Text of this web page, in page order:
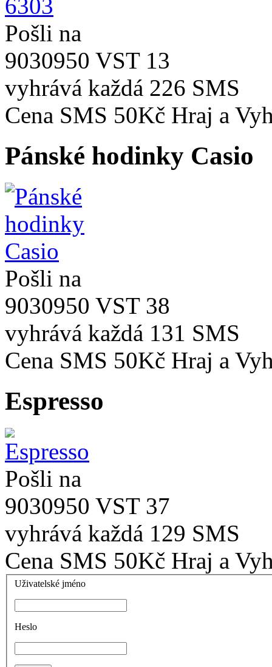
Pošli na
9030950 VST 13
vyhrává každá 226 SMS
Cena SMS 50Kč Hraj a
Pánské hodinky Casio
Pošli na
9030950 VST 38
vyhrává každá 131 SMS
Cena SMS 50Kč Hraj a
Espresso
Pošli na
9030950 VST 37
vyhrává každá 129 SMS
Cena SMS 50Kč Hraj a
Uživatelské jméno
Heslo